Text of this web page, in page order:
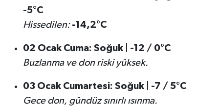
-5°C
Hissedilen: -14,2°C
02 Ocak Cuma: Soğuk| -12 / 0°C
Buzlanma ve don riski yüksek.
03 Ocak Cumartesi: Soğuk| -7 / 5°C
Gece don, gündüz sınırlı ısınma.